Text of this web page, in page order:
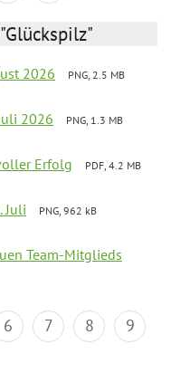
2026
PNG, 2.5 MB
2026
PNG, 1.3 MB
Erfolg
PDF, 4.2 MB
Juli
PNG, 962 kB
Team-Mitglieds
6 7 8
9